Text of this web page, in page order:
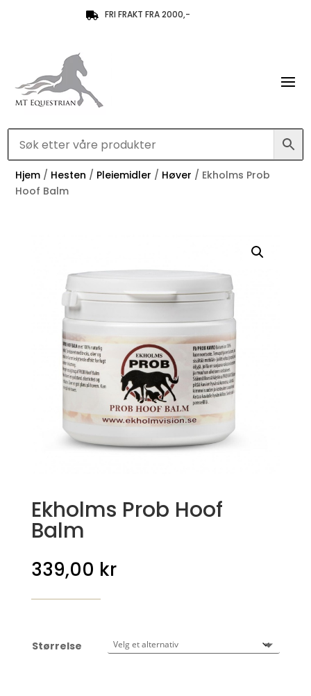
 FRI FRAKT FRA 2000,-
Hjem / Hesten / Pleiemidler / Høver / Ekholms Prob
Hoof Balm
Ekholms Prob Hoof
Balm
339,00 kr
Størrelse